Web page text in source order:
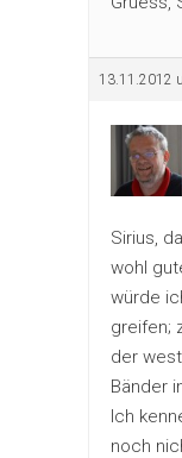
13.11.2012
Sirius,
wohl
würde
greifen;
der
Bänder
Ich
noch